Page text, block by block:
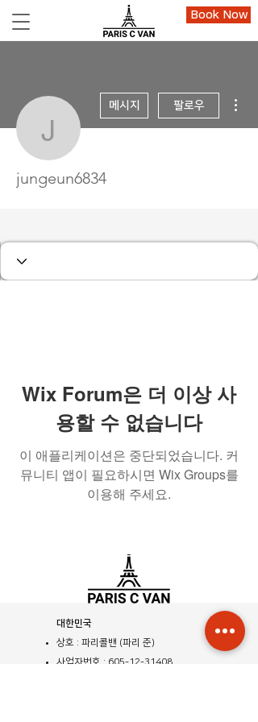
Book Now
jungeun6834
메시지 팔로우
jungeun6834
Wix Forum은 더 이상 사
용할 수 없습니다
이 애플리케이션은 중단되었습니다. 커
뮤니티 앱이 필요하시면 Wix Groups를
이용해 주세요.
​대한민국
상호 : 파리콜밴 (파리 준)
사업자번호 : 605-12-31408